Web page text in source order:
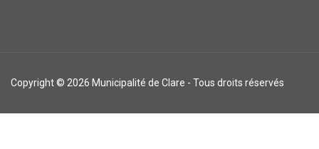
Copyright © 2026 Municipalité de Clare - Tous droits réservés